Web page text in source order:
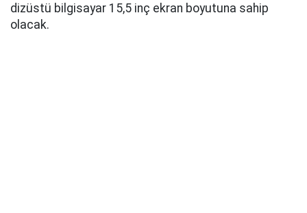
dizüstü bilgisayar 15,5 inç ekran boyutuna sahip
olacak.